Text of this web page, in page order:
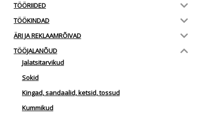
TÖÖRIIDED
TÖÖKINDAD
ÄRI JA REKLAAMRÕIVAD
TÖÖJALANÕUD
Jalatsitarvikud
Sokid
Kingad, sandaalid, ketsid, tossud
Kummikud